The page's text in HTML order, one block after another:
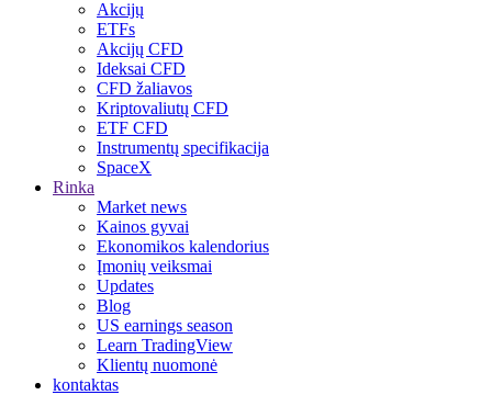
Akcijų
ETFs
Akcijų CFD
Ideksai CFD
CFD žaliavos
Kriptovaliutų CFD
ETF CFD
Instrumentų specifikacija
SpaceX
Rinka
Market news
Kainos gyvai
Ekonomikos kalendorius
Įmonių veiksmai
Updates
Blog
US earnings season
Learn TradingView
Klientų nuomonė
kontaktas